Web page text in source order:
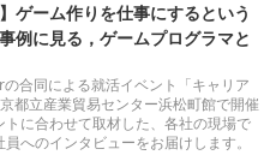
ゲーム作りを仕事にするという
例に見る，ゲームプログラマと
合同による就活イベント「キャリア
都立産業貿易センター浜松町館で開催
に合わせて取材した、各社の現場で
へのインタビューをお届けします。